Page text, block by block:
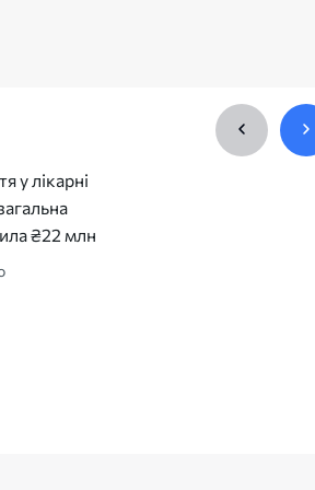
у лікарні
₴22 млн